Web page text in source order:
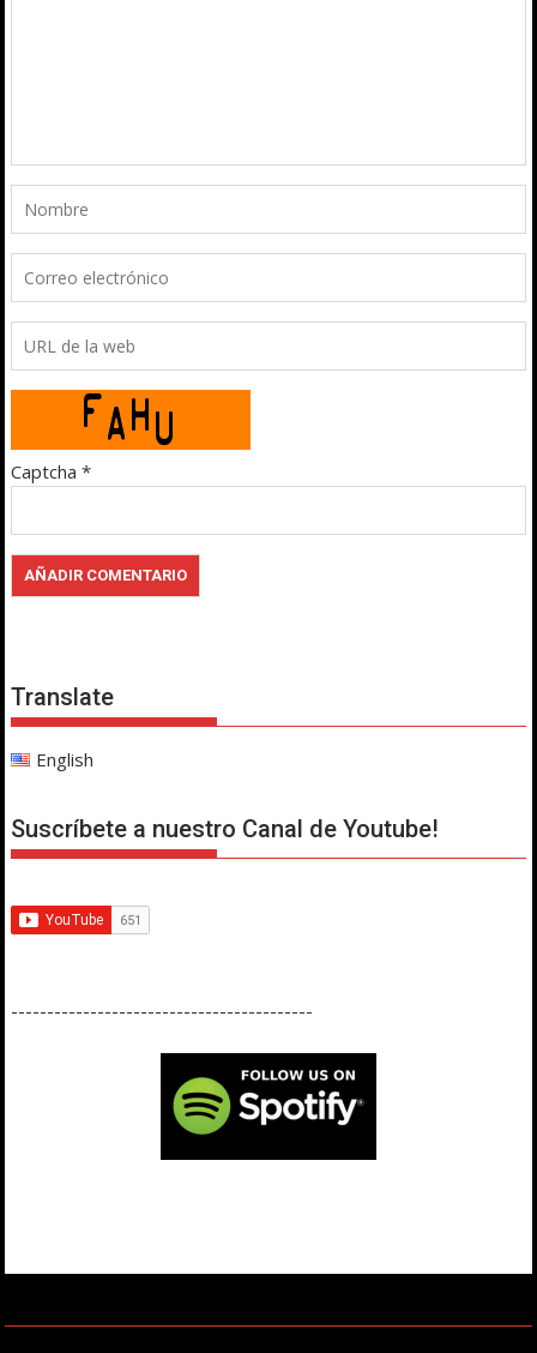
Captcha *
Translate
English
Suscríbete a nuestro Canal de Youtube!
------------------------------------------